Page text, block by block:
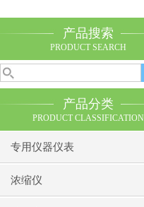
产品搜索
PRODUCT SEARCH
产品分类
PRODUCT CLASSIFICATION
专用仪器仪表
浓缩仪